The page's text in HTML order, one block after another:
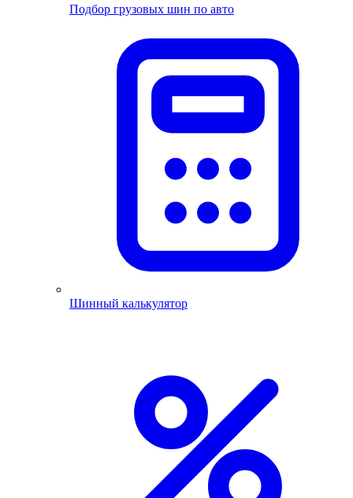
Подбор грузовых шин по авто
Шинный калькулятор